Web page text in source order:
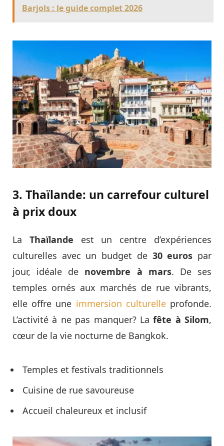
Barjols : le guide complet 2026
3. Thaïlande: un carrefour culturel
à prix doux
La Thaïlande est un centre d’expériences
culturelles avec un budget de 30 euros par
jour, idéale de novembre à mars. De ses
temples ornés aux marchés de rue vibrants,
elle offre une immersion culturelleprofonde.
L’activité à ne pas manquer? Lafête à Silom,
cœur de la vie nocturne de Bangkok.
Temples et festivals traditionnels
Cuisine de rue savoureuse
Accueil chaleureux et inclusif